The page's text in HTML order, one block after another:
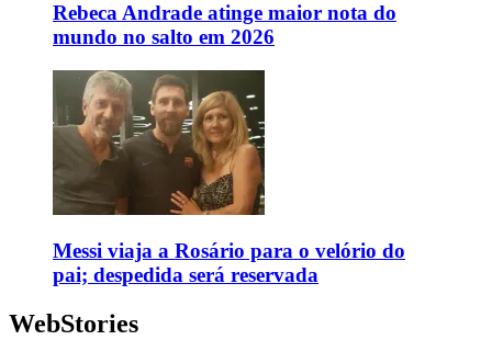
Rebeca Andrade atinge maior nota do
mundo no salto em 2026
Messi viaja a Rosário para o velório do
pai; despedida será reservada
WebStories